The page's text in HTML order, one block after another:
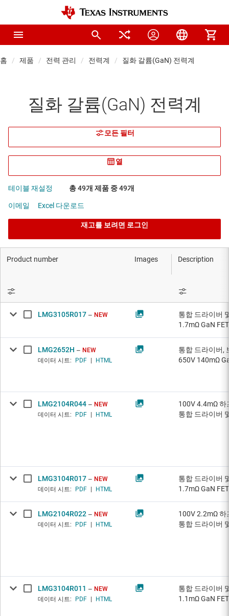
홈 제품 전력 관리 전력계 질화 갈륨(GaN) 전력계
질화 갈륨(GaN) 전력계
모든 필터
열
테이블 재설정 총 49개 제품 중 49개
이메일 Excel 다운로드
재고를 보려면 로그인
Product number Images Description
LMG3105R017 NEW
통합 드라이버
1.7mΩ GaN FET
LMG2652H
NEW
데이터 시트:
PDF HTML
통합 드라이버,
650V 140mΩ
LMG2104R044
NEW
데이터 시트:
PDF HTML
100V 4.4mΩ 하
통합 드라이버
LMG3104R017
NEW
데이터 시트:
PDF HTML
통합 드라이버
1.7mΩ GaN FET
LMG2104R022
NEW
데이터 시트:
PDF HTML
100V 2.2mΩ 하
통합 드라이버
LMG3104R011
NEW
데이터 시트:
PDF HTML
통합 드라이버
1.1mΩ GaN FET